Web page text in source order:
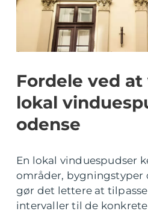
Fordele ved
lokal
odense
En lokal vinduespudser
områder, bygningstyper
gør det lettere at
intervaller til de konkrete